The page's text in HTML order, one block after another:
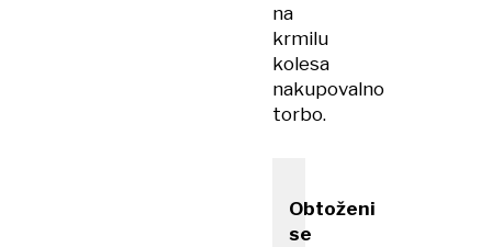
na
krmilu
kolesa
nakupovalno
torbo.
Obtoženi
se